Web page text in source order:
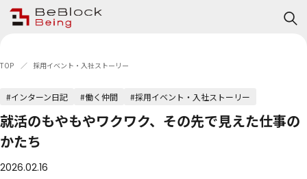
TOP 採用イベント・入社ストーリー
#インターン日記 #働く仲間 #採用イベント・入社ストーリー
就活のもやもやワクワク、その先で見えた仕事の
かたち
2026.02.16